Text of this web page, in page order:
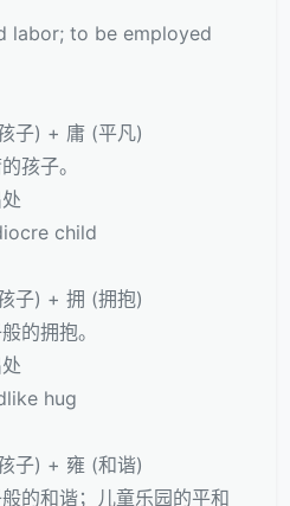
labor; to be employed
子) + 庸 (平凡)
孩子。
child
子) + 拥 (拥抱)
的拥抱。
hug
子) + 雍 (和谐)
的和谐；儿童乐园的平和